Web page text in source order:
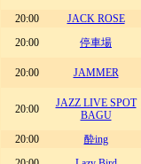
20:00
JACK ROSE
20:00
停車場
20:00
JAMMER
20:00
JAZZ LIVE SPOT
BAGU
20:00
酔ing